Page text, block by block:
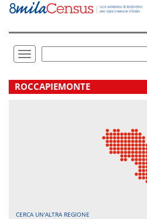
Vai
direttamente
Toggle
navigation
.
ROCCAPIEMONTE
CERCA UN'ALTRA REGIONE